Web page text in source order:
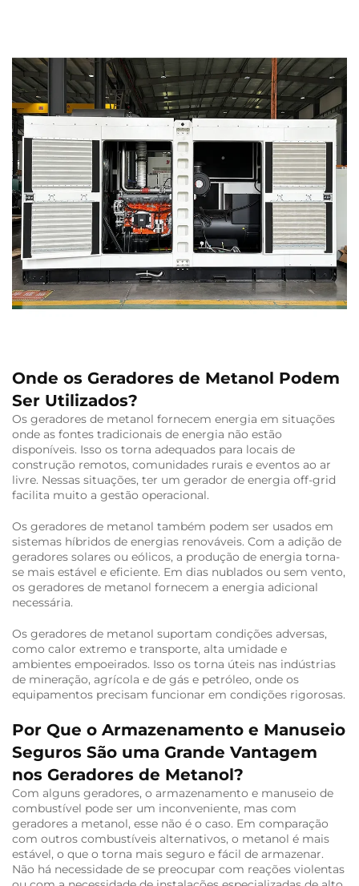
Onde os Geradores de Metanol Podem
Ser Utilizados?
Os geradores de metanol fornecem energia em situações
onde as fontes tradicionais de energia não estão
disponíveis. Isso os torna adequados para locais de
construção remotos, comunidades rurais e eventos ao ar
livre. Nessas situações, ter um gerador de energia off-grid
facilita muito a gestão operacional.
Os geradores de metanol também podem ser usados em
sistemas híbridos de energias renováveis. Com a adição de
geradores solares ou eólicos, a produção de energia torna-
se mais estável e eficiente. Em dias nublados ou sem vento,
os geradores de metanol fornecem a energia adicional
necessária.
Os geradores de metanol suportam condições adversas,
como calor extremo e transporte, alta umidade e
ambientes empoeirados. Isso os torna úteis nas indústrias
de mineração, agrícola e de gás e petróleo, onde os
equipamentos precisam funcionar em condições rigorosas.
Por Que o Armazenamento e Manuseio
Seguros São uma Grande Vantagem
nos Geradores de Metanol?
Com alguns geradores, o armazenamento e manuseio de
combustível pode ser um inconveniente, mas com
geradores a metanol, esse não é o caso. Em comparação
com outros combustíveis alternativos, o metanol é mais
estável, o que o torna mais seguro e fácil de armazenar.
Não há necessidade de se preocupar com reações violentas